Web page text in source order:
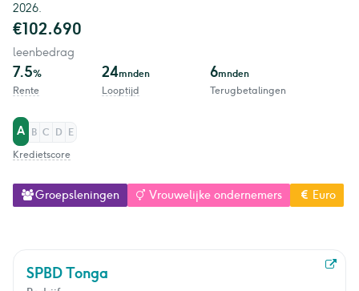
SPBD Tonga
2026.
€102.690
leenbedrag
7.5%
Rente
24mnden
Looptijd
6mnden
Terugbetalingen
A B C D
E
Kredietscore
Groepsleningen Vrouwelijke ondernemers Euro